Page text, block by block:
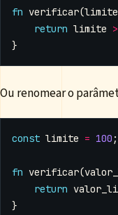
fn verificar(limite
return limite >
}
Ou renomear o
const limite = 100 ;
fn verificar(
return
}